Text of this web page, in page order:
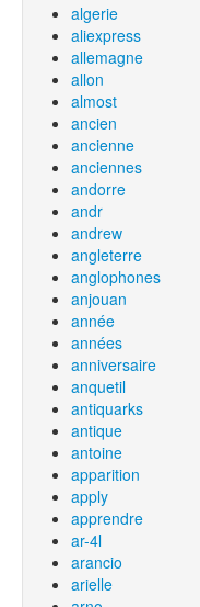
algerie
aliexpress
allemagne
allon
almost
ancien
ancienne
anciennes
andorre
andr
andrew
angleterre
anglophones
anjouan
année
années
anniversaire
anquetil
antiquarks
antique
antoine
apparition
apply
apprendre
ar-4l
arancio
arielle